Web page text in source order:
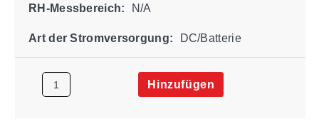
RH-Messbereich: N/A
Art der Stromversorgung: DC/Batterie
Hinzufügen